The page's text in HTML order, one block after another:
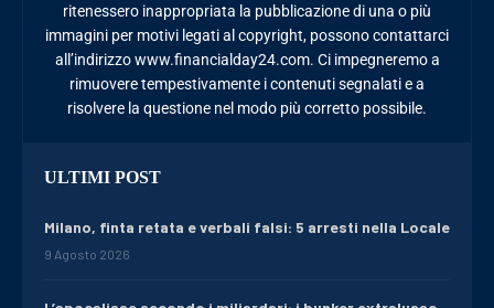
ritenessero inappropriata la pubblicazione di una o più
immagini per motivi legati al copyright, possono contattarci
all’indirizzo www.financialday24.com. Ci impegneremo a
rimuovere tempestivamente i contenuti segnalati e a
risolvere la questione nel modo più corretto possibile.
ULTIMI POST
Milano, finta retata e verbali falsi: 5 arresti nella Locale
9 Agosto 2026